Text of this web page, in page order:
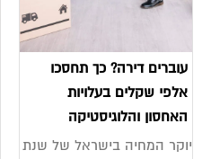
עוברים דירה? כך תחסכו
אלפי שקלים בעלויות
האחסון והלוגיסטיקה
יוקר המחיה בישראל של שנת